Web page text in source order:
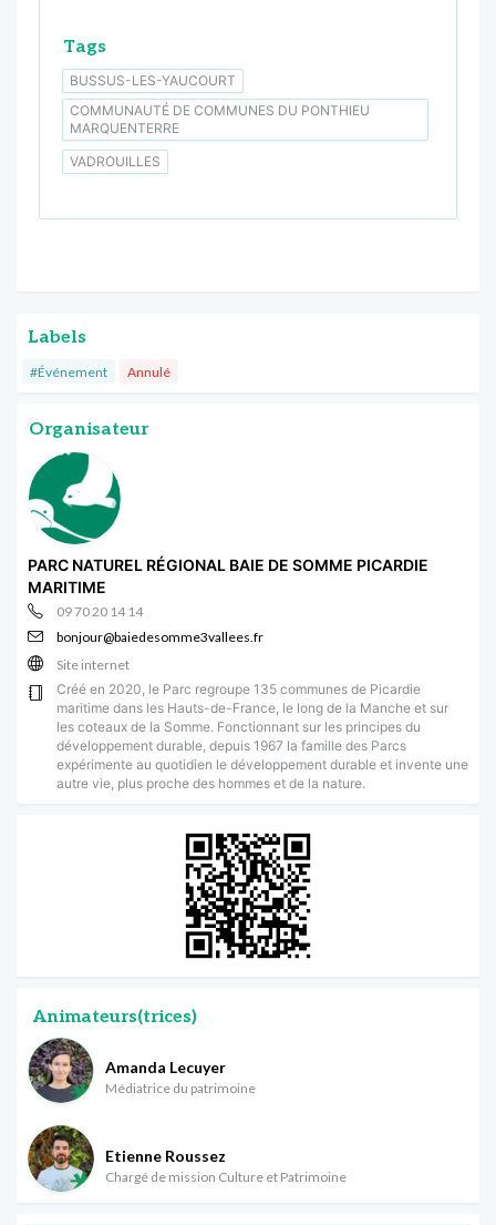
Tags
BUSSUS-LES-YAUCOURT
COMMUNAUTÉ DE COMMUNES DU PONTHIEU
MARQUENTERRE
VADROUILLES
Labels
#Événement Annulé
Organisateur
PARC NATUREL RÉGIONAL BAIE DE SOMME PICARDIE
MARITIME
09 70 20 14 14
bonjour@baiedesomme3vallees.fr
Site internet
Créé en 2020, le Parc regroupe 135 communes de Picardie
maritime dans les Hauts-de-France, le long de la Manche et sur
les coteaux de la Somme. Fonctionnant sur les principes du
développement durable, depuis 1967 la famille des Parcs
expérimente au quotidien le développement durable et invente une
autre vie, plus proche des hommes et de la nature.
Animateurs(trices)
Amanda Lecuyer
Médiatrice du patrimoine
Etienne Roussez
Chargé de mission Culture et Patrimoine